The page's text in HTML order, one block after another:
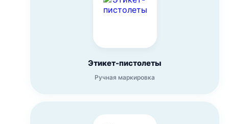
Этикет-пистолеты
Ручная маркировка